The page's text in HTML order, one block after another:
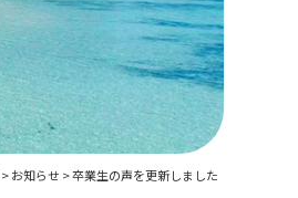
>お知らせ >卒業生の声を更新しました